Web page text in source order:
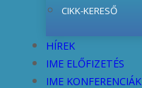
CIKK-KERESŐ
HÍREK
IME ELŐFIZETÉS
IME KONFERENCIÁK